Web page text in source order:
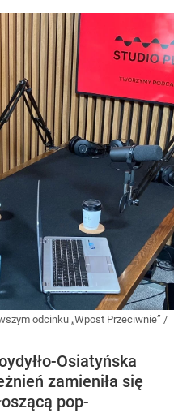
odcinku „Wpost Przeciwnie” /
Osiatyńska
zamieniła się
pop-